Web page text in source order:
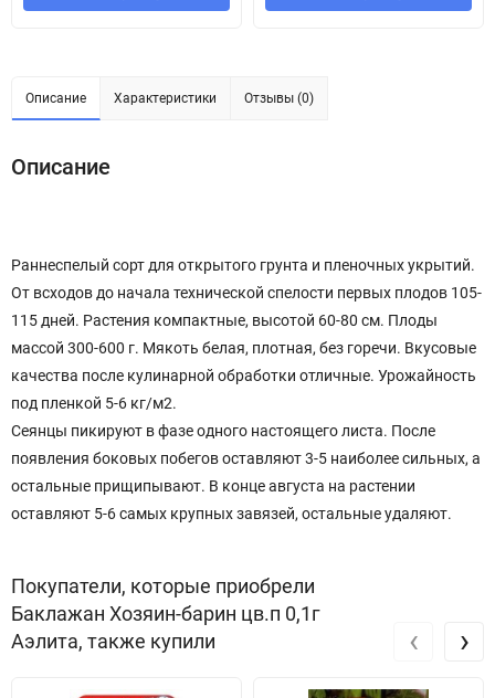
Описание Характеристики Отзывы (0)
Описание
Раннеспелый сорт для открытого грунта и пленочных укрытий.
От всходов до начала технической спелости первых плодов 105-
115 дней. Растения компактные, высотой 60-80 см. Плоды
массой 300-600 г. Мякоть белая, плотная, без горечи. Вкусовые
качества после кулинарной обработки отличные. Урожайность
под пленкой 5-6 кг/м2.
Сеянцы пикируют в фазе одного настоящего листа. После
появления боковых побегов оставляют 3-5 наиболее сильных, а
остальные прищипывают. В конце августа на растении
оставляют 5-6 самых крупных завязей, остальные удаляют.
Покупатели, которые приобрели
Баклажан Хозяин-барин цв.п 0,1г
Аэлита, также купили
‹ ›